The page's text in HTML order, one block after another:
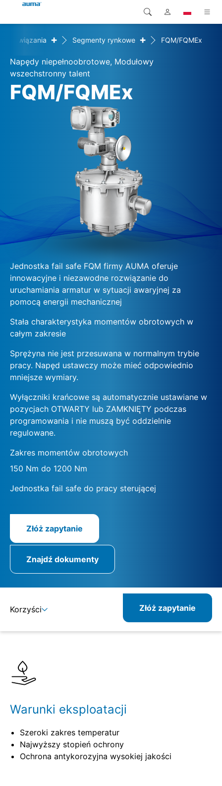
Produkty
Rozwiązania
Pliki do pobrania
Przedsiębiorstwo
Global
Europa
Azja i Pacyfik
Ameryka Północna
Wyszukaj
Rozwiązania + Segmenty rynkowe + FQM/FQMEx
Napędy niepełnoobrotowe, Modułowy
wszechstronny talent
FQM/FQMEx
Jednostka fail safe FQM firmy AUMA oferuje
innowacyjne i niezawodne rozwiązanie do
uruchamiania armatur w sytuacji awaryjnej za
pomocą energii mechanicznej
Stała charakterystyka momentów obrotowych w
całym zakresie
Sprężyna nie jest przesuwana w normalnym trybie
pracy. Napęd ustawczy może mieć odpowiednio
mniejsze wymiary.
Wyłączniki krańcowe są automatycznie ustawiane w
pozycjach OTWARTY lub ZAMKNIĘTY podczas
programowania i nie muszą być oddzielnie
regulowane.
Zakres momentów obrotowych
150 Nm do 1200 Nm
Jednostka fail safe do pracy sterującej
Złóż zapytanie
Znajdź dokumenty
Korzyści Złóż zapytanie
Warunki eksploatacji
Szeroki zakres temperatur
Najwyższy stopień ochrony
Ochrona antykorozyjna wysokiej jakości